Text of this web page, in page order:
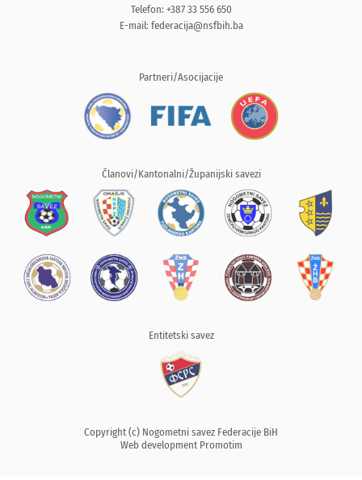
Telefon: +387 33 556 650
E-mail: federacija@nsfbih.ba
Partneri/Asocijacije
Članovi/Kantonalni/Županijski savezi
Entitetski savez
Copyright (c) Nogometni savez Federacije BiH
Web development Promotim